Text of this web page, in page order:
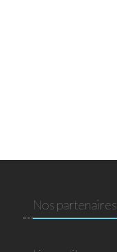
Nos partenaires